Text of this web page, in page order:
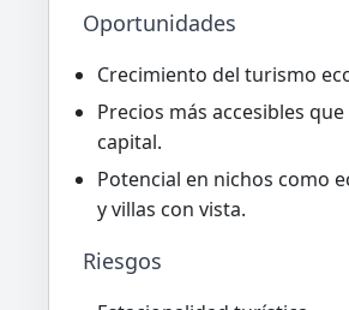
Oportunidades
Crecimiento del turismo
Precios más accesibles que
capital.
Potencial en nichos como
y villas con vista.
Riesgos